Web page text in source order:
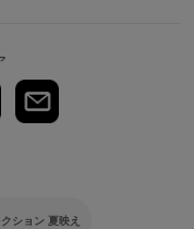
ション 夏映え